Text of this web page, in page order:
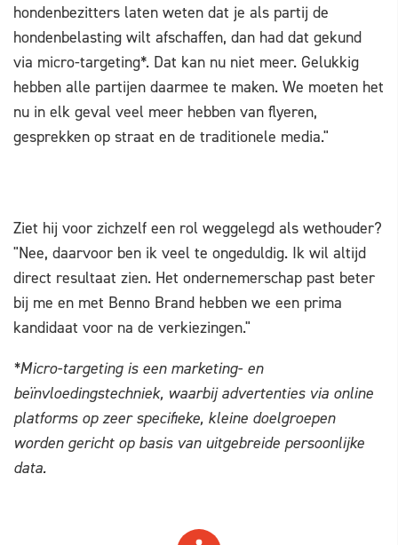
hondenbezitters laten weten dat je als partij de
hondenbelasting wilt afschaffen, dan had dat gekund
via micro-targeting*. Dat kan nu niet meer. Gelukkig
hebben alle partijen daarmee te maken. We moeten het
nu in elk geval veel meer hebben van flyeren,
gesprekken op straat en de traditionele media."
Ziet hij voor zichzelf een rol weggelegd als wethouder?
"Nee, daarvoor ben ik veel te ongeduldig. Ik wil altijd
direct resultaat zien. Het ondernemerschap past beter
bij me en met Benno Brand hebben we een prima
kandidaat voor na de verkiezingen."
*Micro-targeting is een marketing- en
beïnvloedingstechniek, waarbij advertenties via online
platforms op zeer specifieke, kleine doelgroepen
worden gericht op basis van uitgebreide persoonlijke
data.